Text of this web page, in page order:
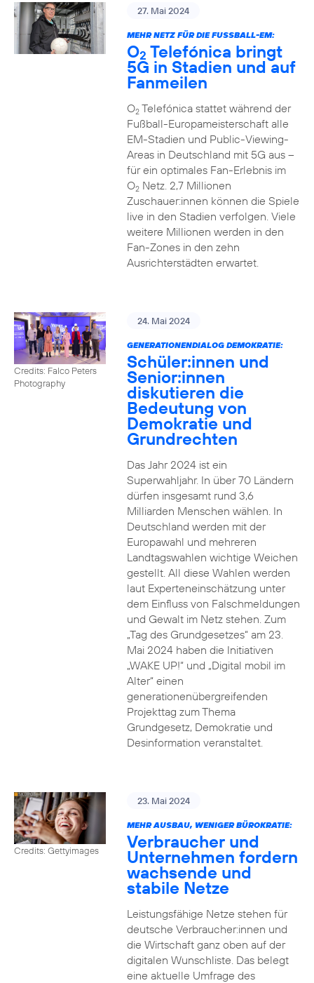
27. Mai 2024
MEHR NETZ FÜR DIE FUSSBALL-EM:
O2 Telefónica bringt
5G in Stadien und auf
Fanmeilen
O2Telefónica stattet während der
Fußball-Europameisterschaft alle
EM-Stadien und Public-Viewing-
Areas in Deutschland mit 5G aus –
für ein optimales Fan-Erlebnis im
O2Netz. 2,7 Millionen
Zuschauer:innen können die Spiele
live in den Stadien verfolgen. Viele
weitere Millionen werden in den
Fan-Zones in den zehn
Ausrichterstädten erwartet.
Credits: Falco Peters
Photography
24. Mai 2024
GENERATIONENDIALOG DEMOKRATIE:
Schüler:innen und
Senior:innen
diskutieren die
Bedeutung von
Demokratie und
Grundrechten
Das Jahr 2024 ist ein
Superwahljahr. In über 70 Ländern
dürfen insgesamt rund 3,6
Milliarden Menschen wählen. In
Deutschland werden mit der
Europawahl und mehreren
Landtagswahlen wichtige Weichen
gestellt. All diese Wahlen werden
laut Experteneinschätzung unter
dem Einfluss von Falschmeldungen
und Gewalt im Netz stehen. Zum
„Tag des Grundgesetzes“ am 23.
Mai 2024 haben die Initiativen
„WAKE UP!“ und „Digital mobil im
Alter“ einen
generationenübergreifenden
Projekttag zum Thema
Grundgesetz, Demokratie und
Desinformation veranstaltet.
Credits: Gettyimages
23. Mai 2024
MEHR AUSBAU, WENIGER BÜROKRATIE:
Verbraucher und
Unternehmen fordern
wachsende und
stabile Netze
Leistungsfähige Netze stehen für
deutsche Verbraucher:innen und
die Wirtschaft ganz oben auf der
digitalen Wunschliste. Das belegt
eine aktuelle Umfrage des